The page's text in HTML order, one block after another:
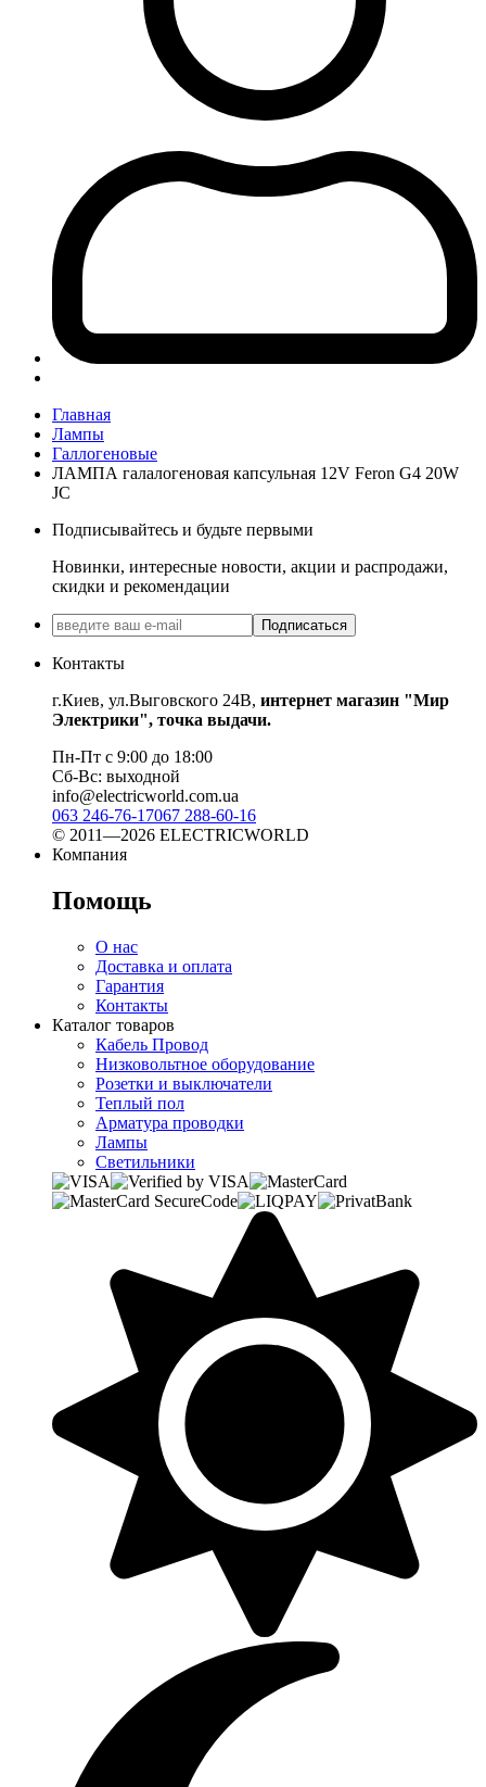
Главная
Лампы
Галлогеновые
ЛАМПА галалогеновая капсульная 12V Feron G4 20W
JC
Подписывайтесь и будьте первыми
Новинки, интересные новости, акции и распродажи,
скидки и рекомендации
Подписаться
Контакты
г.Киев, ул.Выговского 24В, интернет магазин "Мир
Электрики", точка выдачи.
Пн-Пт с 9:00 до 18:00
Сб-Вс: выходной
info@electricworld.com.ua
063 246-76-17067 288-60-16
© 2011—2026 ELECTRICWORLD
Компания
Помощь
О нас
Доставка и оплата
Гарантия
Контакты
Каталог товаров
Кабель Провод
Низковольтное оборудование
Розетки и выключатели
Теплый пол
Арматура проводки
Лампы
Светильники